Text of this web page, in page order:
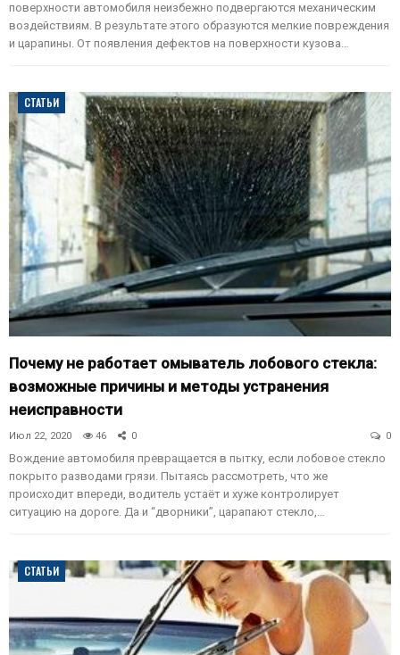
поверхности автомобиля неизбежно подвергаются механическим
воздействиям. В результате этого образуются мелкие повреждения
и царапины. От появления дефектов на поверхности кузова…
СТАТЬИ
Почему не работает омыватель лобового стекла:
возможные причины и методы устранения
неисправности
Июл 22, 2020 46 0 0
Вождение автомобиля превращается в пытку, если лобовое стекло
покрыто разводами грязи. Пытаясь рассмотреть, что же
происходит впереди, водитель устаёт и хуже контролирует
ситуацию на дороге. Да и “дворники”, царапают стекло,…
СТАТЬИ